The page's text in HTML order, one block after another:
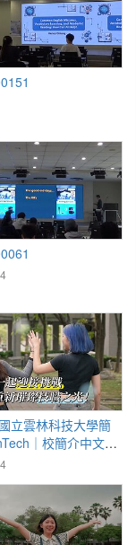
｜校簡介中文版